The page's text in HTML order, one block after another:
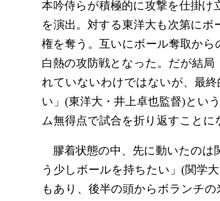
本吟侍らが積極的に攻撃を仕掛け
を演出。対する東洋大も次第にボ
権を奪う。互いにボール奪取から
白熱の攻防戦となった。だが結局
れていないわけではないが、最
い」(東洋大・井上卓也監督)とい
ム無得点で試合を折り返すことに
膠着状態の中、先に動いたのは
う少しボールを持ちたい」(関学
もあり、後半の頭からボランチ